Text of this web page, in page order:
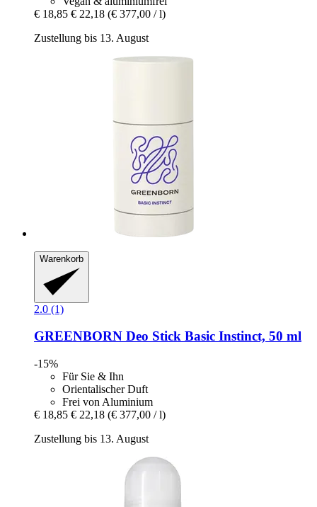
€ 18,85 € 22,18 (€ 377,00 / l)
Zustellung bis 13. August
Warenkorb
2.0 (1)
GREENBORN Deo Stick Basic Instinct, 50 ml
-15%
Für Sie & Ihn
Orientalischer Duft
Frei von Aluminium
€ 18,85 € 22,18 (€ 377,00 / l)
Zustellung bis 13. August